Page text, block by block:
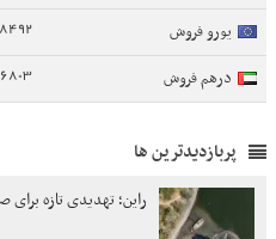
یورو فروش
درهم فروش 6803
پربازدیدترین ها
راین؛ تهدیدی تازه